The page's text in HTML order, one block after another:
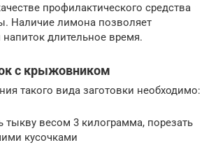
профилактического средства
Наличие лимона позволяет
напиток длительное время.
с крыжовником
такого вида заготовки необходимо:
тыкву весом 3 килограмма, порезать
кусочками